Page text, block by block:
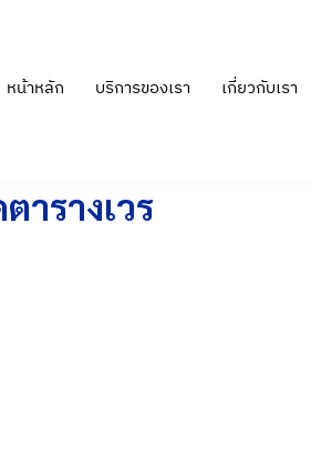
หน้าหลัก บริการของเรา เกี่ยวกับเรา
ารางเวร